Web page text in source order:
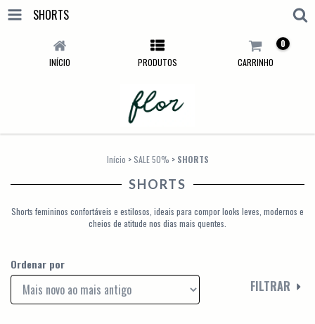
SHORTS
INÍCIO PRODUTOS CARRINHO
0
Início > SALE 50% > SHORTS
SHORTS
Shorts femininos confortáveis e estilosos, ideais para compor looks leves, modernos e
cheios de atitude nos dias mais quentes.
Ordenar por
FILTRAR